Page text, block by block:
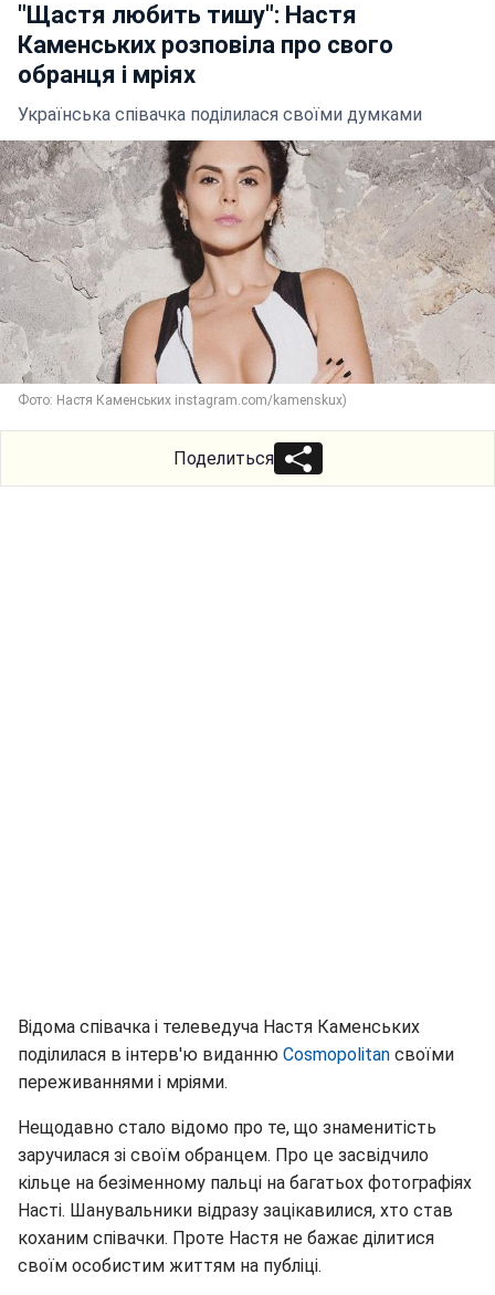
"Щастя любить тишу": Настя
Каменських розповіла про свого
обранця і мріях
Українська співачка поділилася своїми думками
Фото: Настя Каменських instagram.com/kamenskux)
Поделиться
Відома співачка і телеведуча Настя Каменських
поділилася в інтерв'ю виданню Cosmopolitan своїми
переживаннями і мріями.
Нещодавно стало відомо про те, що знаменитість
заручилася зі своїм обранцем. Про це засвідчило
кільце на безіменному пальці на багатьох фотографіях
Насті. Шанувальники відразу зацікавилися, хто став
коханим співачки. Проте Настя не бажає ділитися
своїм особистим життям на публіці.